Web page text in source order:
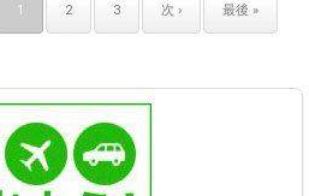
1 2 3 次 › 最後 »